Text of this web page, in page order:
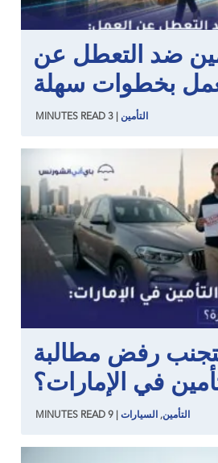
ضد التعطل عن
بخطوات سهلة
التأمين 3
MINUTES READ
رفض مطالبة
في الإمارات؟
التأمين, السيارات 9
MINUTES READ